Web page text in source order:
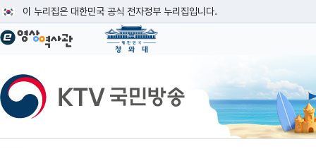
이 누리집은 대한민국 공식 전자정부 누리집입니다.
공식 누리집 주소 확인하기
이밖에 or.kr 또는 .kr등 다른 도메인 주소를 사용하고 있다면 아래 URL에서
운영중인 공식 누리집보기
KTV국민방송
본문